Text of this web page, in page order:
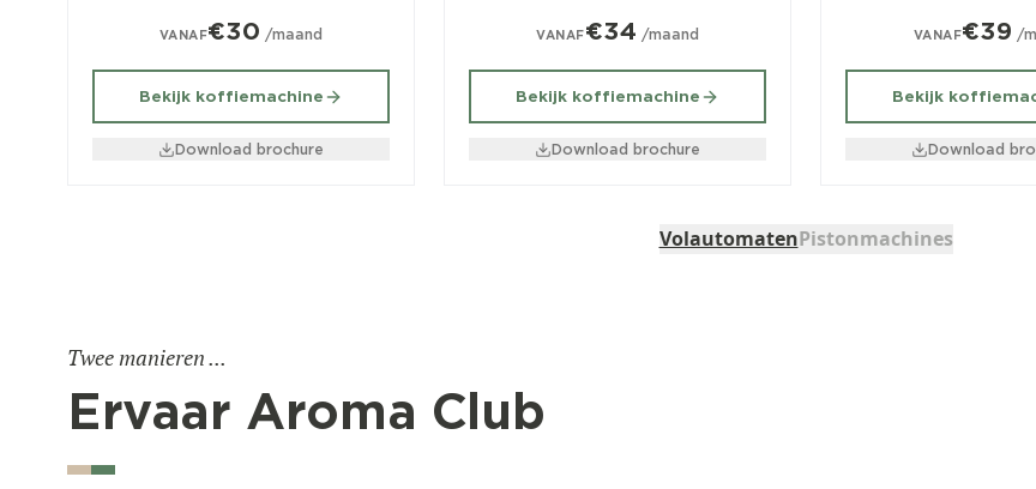
VANAF€30 /maand
Bekijk koffiemachine
Download brochure
VANAF€34 /maand
Bekijk koffiemachine
Download brochure
VANAF€39 /
Bekijk
Download
VolautomatenPistonmachines
Twee manieren ...
Ervaar Aroma Club
Amsterdam